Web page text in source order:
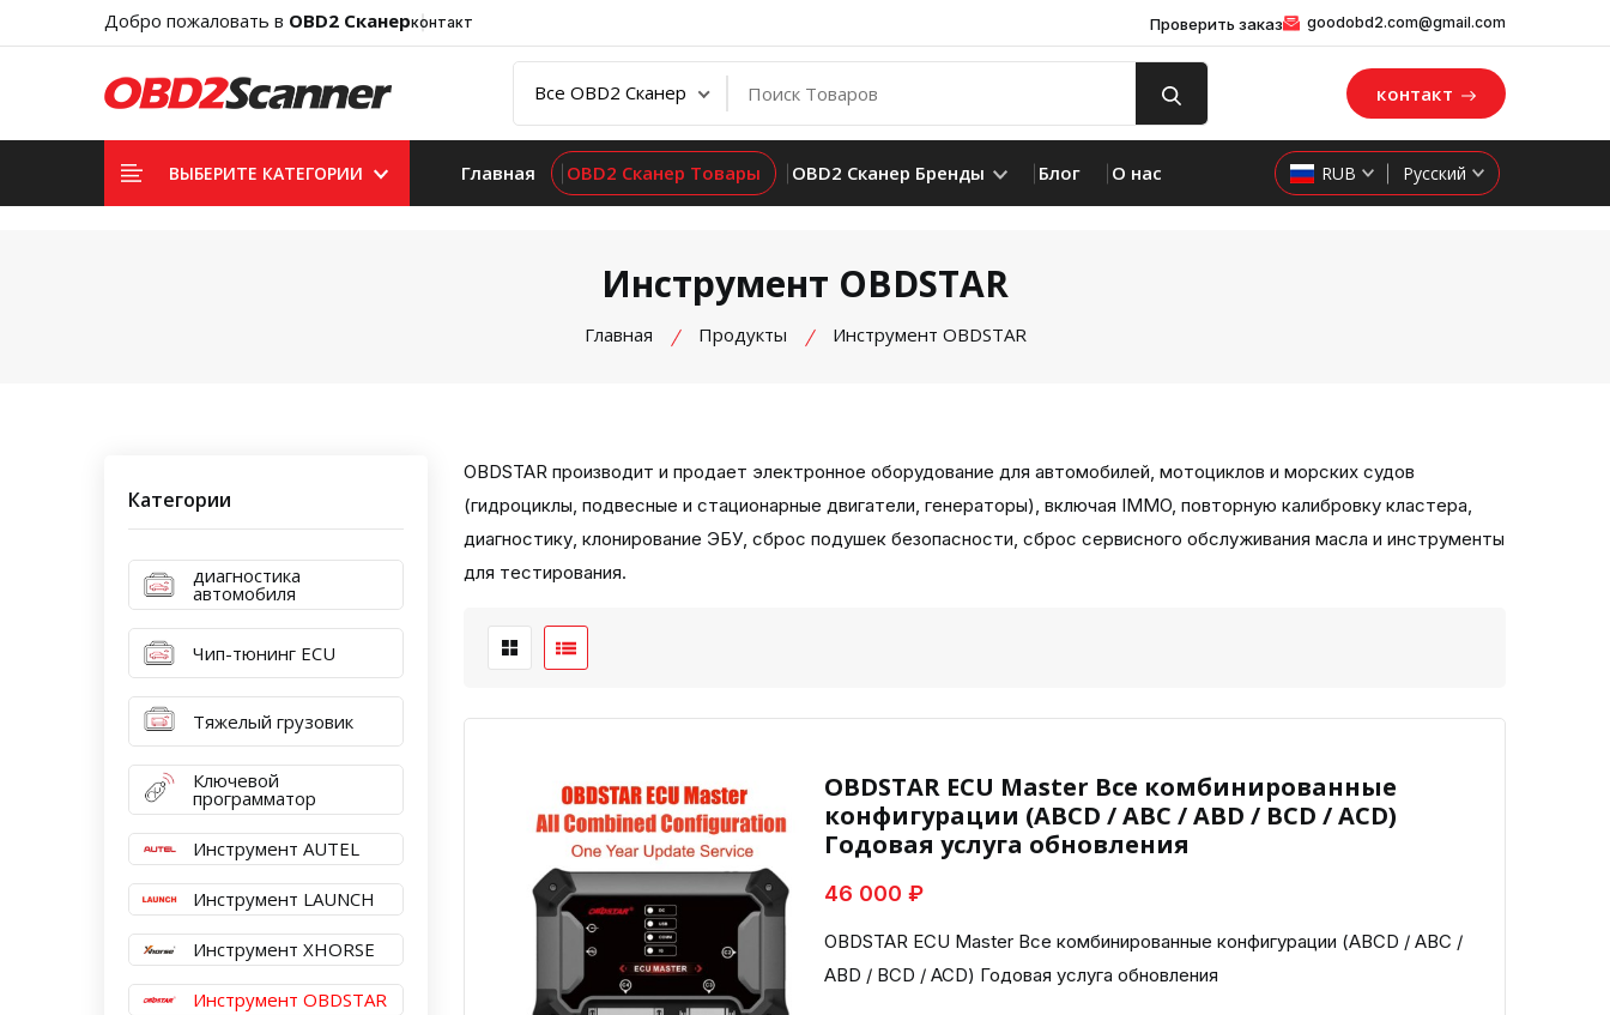
Добро пожаловать в OBD2 Сканерконтакт Проверить заказ goodobd2.com@gmail.com
контакт
ВЫБЕРИТЕ КАТЕГОРИИ Главная OBD2 Сканер Товары OBD2 Сканер Бренды Блог О нас RUB Русский
Инструмент OBDSTAR
Главная Продукты Инструмент OBDSTAR
Категории
диагностика
автомобиля
Чип-тюнинг ECU
Тяжелый грузовик
Ключевой
программатор
Инструмент AUTEL
Инструмент LAUNCH
Инструмент XHORSE
Инструмент OBDSTAR
OBDSTAR производит и продает электронное оборудование для автомобилей, мотоциклов и морских судов
(гидроциклы, подвесные и стационарные двигатели, генераторы), включая IMMO, повторную калибровку кластера,
диагностику, клонирование ЭБУ, сброс подушек безопасности, сброс сервисного обслуживания масла и инструменты
для тестирования.
OBDSTAR ECU Master Все комбинированные
конфигурации (ABCD / ABC / ABD / BCD / ACD)
Годовая услуга обновления
46 000 ₽
OBDSTAR ECU Master Все комбинированные конфигурации (ABCD / ABC /
ABD / BCD / ACD) Годовая услуга обновления